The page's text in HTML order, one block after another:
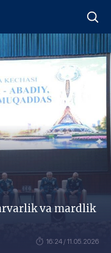
va mardlik
16:24 / 11.05.2026